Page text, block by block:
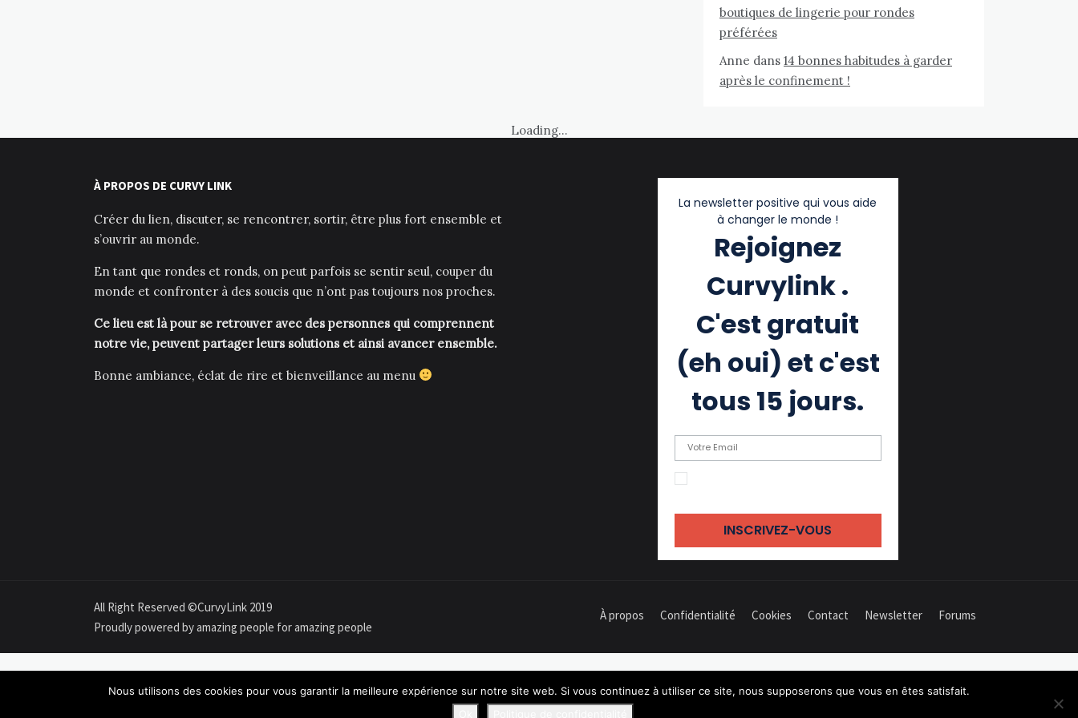
boutiques de lingerie pour rondes
préférées
Anne dans 14 bonnes habitudes à garder
après le confinement !
Loading...
À PROPOS DE CURVY LINK
Créer du lien, discuter, se rencontrer, sortir, être plus fort ensemble et
s’ouvrir au monde.
En tant que rondes et ronds, on peut parfois se sentir seul, couper du
monde et confronter à des soucis que n’ont pas toujours nos proches.
Ce lieu est là pour se retrouver avec des personnes qui comprennent
notre vie, peuvent partager leurs solutions et ainsi avancer ensemble.
Bonne ambiance, éclat de rire et bienveillance au menu
La newsletter positive qui vous aide
à changer le monde !
Rejoignez
Curvylink .
C'est gratuit
(eh oui) et c'est
tous 15 jours.
All Right Reserved ©CurvyLink 2019
Proudly powered by amazing people for amazing people
À propos Confidentialité Cookies Contact Newsletter Forums
Nous utilisons des cookies pour vous garantir la meilleure expérience sur notre site web. Si vous continuez à utiliser ce site, nous supposerons que vous en êtes satisfait.